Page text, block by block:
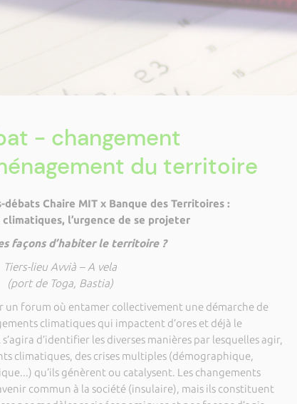
- changement
du territoire
débats Chaire MIT x Banque des Territoires :
climatiques, l’urgence de se projeter
façons d’habiter le territoire ?
Tiers-lieu Avvià – A vela
(port de Toga, Bastia)
un forum où entamer collectivement une démarche de
climatiques qui impactent d’ores et déjà le
d’identifier les diverses manières par lesquelles agir,
climatiques, des crises multiples (démographique,
qu’ils génèrent ou catalysent. Les changements
commun à la société (insulaire), mais ils constituent